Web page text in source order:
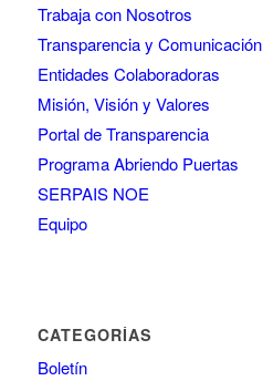
Trabaja con Nosotros
Transparencia y Comunicación
Entidades Colaboradoras
Misión, Visión y Valores
Portal de Transparencia
Programa Abriendo Puertas
SERPAIS NOE
Equipo
CATEGORÍAS
Boletín